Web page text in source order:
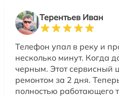
Терентьев Иван
Телефон упал в реку и
несколько минут. Когда
черным. Этот сервисный
ремонтом за 2 дня.
полностью работающего